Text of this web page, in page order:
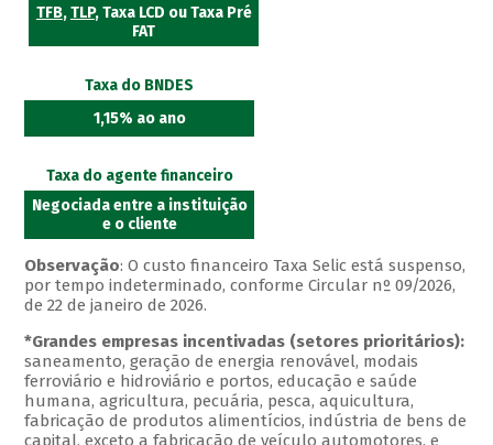
TFB,TLP, Taxa LCD ou Taxa Pré
FAT
Taxa do BNDES
1,15% ao ano
Taxa do agente financeiro
Negociada entre a instituição
e o cliente
Observação: O custo financeiro Taxa Selic está suspenso,
por tempo indeterminado, conforme Circular nº 09/2026,
de 22 de janeiro de 2026.
*Grandes empresas incentivadas (setores prioritários):
saneamento, geração de energia renovável, modais
ferroviário e hidroviário e portos, educação e saúde
humana, agricultura, pecuária, pesca, aquicultura,
fabricação de produtos alimentícios, indústria de bens de